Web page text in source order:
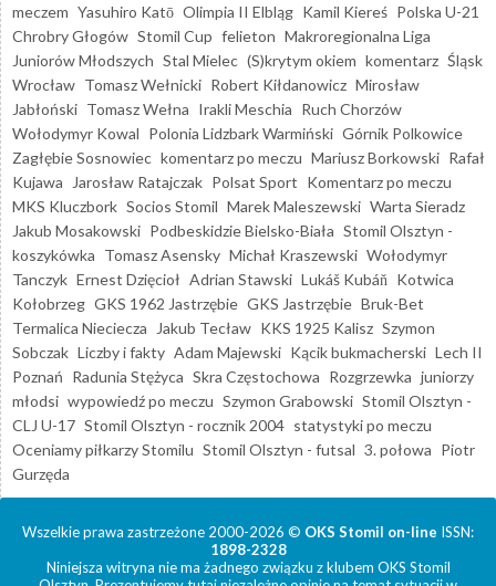
meczem Yasuhiro Katō Olimpia II Elbląg Kamil Kiereś Polska U-21
Chrobry Głogów Stomil Cup felieton Makroregionalna Liga
Juniorów Młodszych Stal Mielec (S)krytym okiem komentarz Śląsk
Wrocław Tomasz Wełnicki Robert Kiłdanowicz Mirosław
Jabłoński Tomasz Wełna Irakli Meschia Ruch Chorzów
Wołodymyr Kowal Polonia Lidzbark Warmiński Górnik Polkowice
Zagłębie Sosnowiec komentarz po meczu Mariusz Borkowski Rafał
Kujawa
Jarosław Ratajczak Polsat Sport Komentarz po meczu
MKS Kluczbork Socios Stomil Marek Maleszewski Warta Sieradz
Jakub Mosakowski Podbeskidzie Bielsko-Biała Stomil Olsztyn -
koszykówka Tomasz Asensky Michał Kraszewski Wołodymyr
Tanczyk Ernest Dzięcioł Adrian Stawski Lukáš Kubáň Kotwica
Kołobrzeg GKS 1962 Jastrzębie GKS Jastrzębie Bruk-Bet
Termalica Nieciecza
Jakub Tecław KKS 1925 Kalisz Szymon
Sobczak Liczby i fakty Adam Majewski Kącik bukmacherski Lech II
Poznań Radunia Stężyca Skra Częstochowa Rozgrzewka juniorzy
młodsi wypowiedź po meczu Szymon Grabowski Stomil Olsztyn -
CLJ U-17 Stomil Olsztyn - rocznik 2004 statystyki po meczu
Oceniamy piłkarzy Stomilu Stomil Olsztyn - futsal 3. połowa Piotr
Gurzęda
Wszelkie prawa zastrzeżone 2000-2026 © OKS Stomil on-line ISSN:
1898-2328
Niniejsza witryna nie ma żadnego związku z klubem OKS Stomil